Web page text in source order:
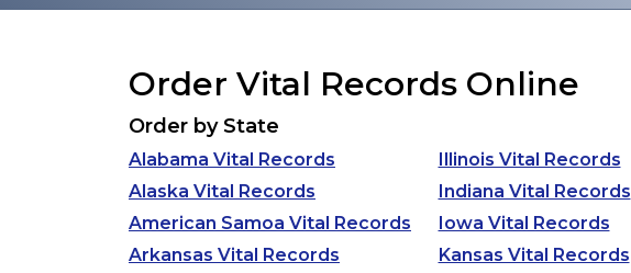
Order Vital Records Online
Order by State
Alabama Vital Records
Alaska Vital Records
American Samoa Vital Records
Arkansas Vital Records
Illinois Vital Records
Indiana Vital Records
Iowa Vital Records
Kansas Vital Records